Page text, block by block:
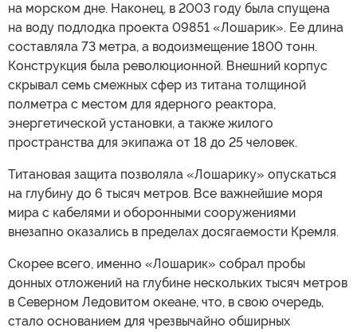
на морском дне. Наконец, в 2003 году была спущена
на воду подлодка проекта 09851 «Лошарик». Ее длина
составляла 73 метра, а водоизмещение 1800 тонн.
Конструкция была революционной. Внешний корпус
скрывал семь смежных сфер из титана толщиной
полметра с местом для ядерного реактора,
энергетической установки, а также жилого
пространства для экипажа от 18 до 25 человек.
Титановая защита позволяла «Лошарику» опускаться
на глубину до 6 тысяч метров. Все важнейшие моря
мира с кабелями и оборонными сооружениями
внезапно оказались в пределах досягаемости Кремля.
Скорее всего, именно «Лошарик» собрал пробы
донных отложений на глубине нескольких тысяч метров
в Северном Ледовитом океане, что, в свою очередь,
стало основанием для чрезвычайно обширных